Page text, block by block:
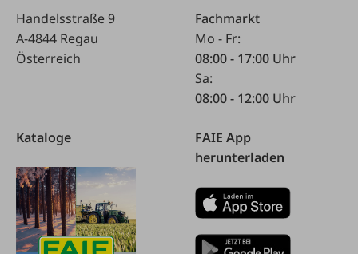
Handelsstraße 9
A-4844 Regau
Österreich
Fachmarkt
Mo - Fr:
08:00 - 17:00 Uhr
Sa:
08:00 - 12:00 Uhr
Kataloge
FAIE App
herunterladen